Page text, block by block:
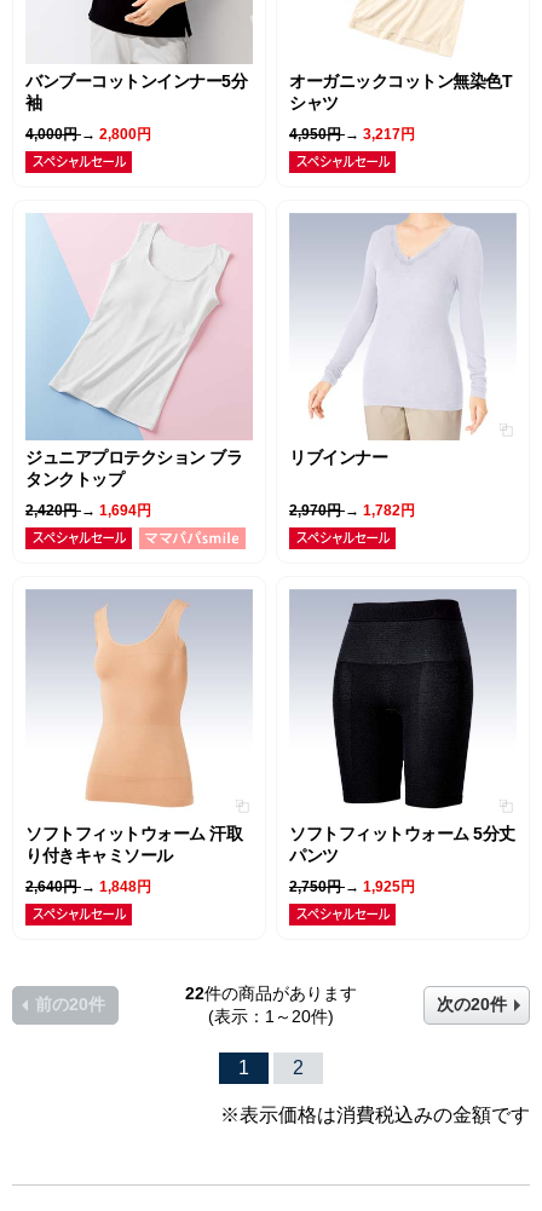
バンブーコットンインナー5分
袖
4,000円 → 2,800円
オーガニックコットン無染色T
シャツ
4,950円 → 3,217円
ジュニアプロテクション ブラ
タンクトップ
2,420円 → 1,694円
リブインナー
2,970円 → 1,782円
ソフトフィットウォーム 汗取
り付きキャミソール
2,640円 → 1,848円
ソフトフィットウォーム 5分丈
パンツ
2,750円 → 1,925円
22件の商品があります
(表示：1～20件)
前の20件
1 2
次の20件
※表示価格は消費税込みの金額です